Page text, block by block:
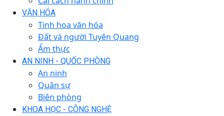
VĂN HÓA
Tinh hoa văn hóa
Đất và người Tuyên Quang
Ẩm thực
AN NINH - QUỐC PHÒNG
An ninh
Quân sự
Biên phòng
KHOA HỌC - CÔNG NGHỆ